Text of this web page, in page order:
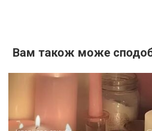
Вам також може